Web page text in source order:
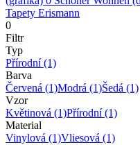
Tapety Erismann
0
Filtr
Typ
Přírodní(1)
Barva
Červená (1)Modrá (1)Šedá (1)
Vzor
Květinová (1)Přírodní(1)
Material
Vinylová (1)Vliesová (1)